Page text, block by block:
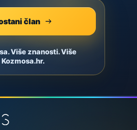
član
Više znanosti. Više
Kozmosa.hr.